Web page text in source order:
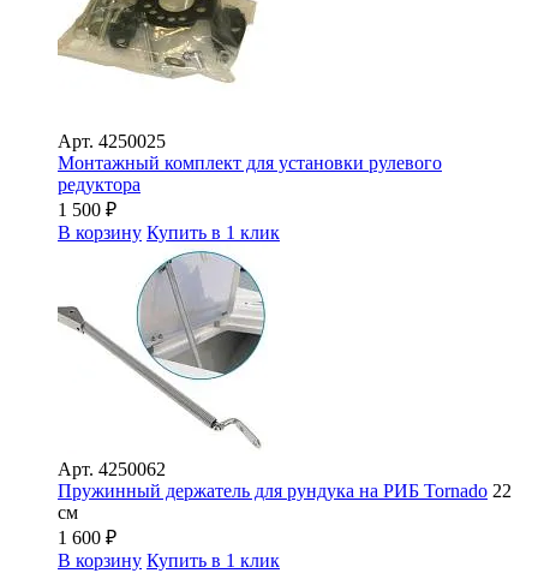
Арт. 4250025
Монтажный комплект для установки рулевого
редуктора
1 500 ₽
В корзину Купить в 1 клик
Арт. 4250062
Пружинный держатель для рундука на РИБ Tornado 22
см
1 600 ₽
В корзину Купить в 1 клик